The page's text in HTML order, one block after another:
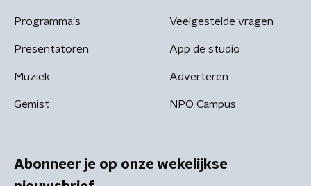
Programma's
Presentatoren
Muziek
Gemist
Veelgestelde vragen
App de studio
Adverteren
NPO Campus
Abonneer je op onze wekelijkse